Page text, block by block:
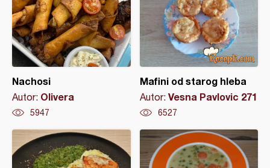
Nachosi
Autor: Olivera
5947
Mafini od starog hleba
Autor: Vesna Pavlovic 271
6527